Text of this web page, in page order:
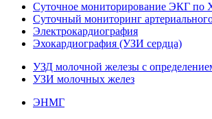
Суточное мониторирование ЭКГ по
Суточный мониторинг
Электрокардиография
Эхокардиография (УЗИ сердца)
УЗД молочной железы с
УЗИ молочных желез
ЭНМГ